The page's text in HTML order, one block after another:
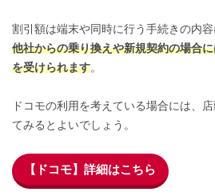
割引額は端末や同時に行う手続きの内容
他社からの乗り換えや新規契約の場合
を受けられます。
ドコモの利用を考えている場合には、
てみるとよいでしょう。
【ドコモ】詳細はこちら